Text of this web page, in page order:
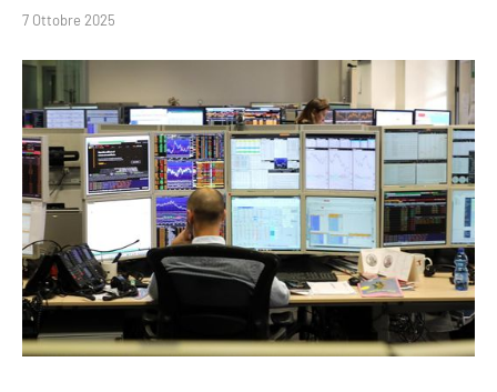
7 Ottobre 2025